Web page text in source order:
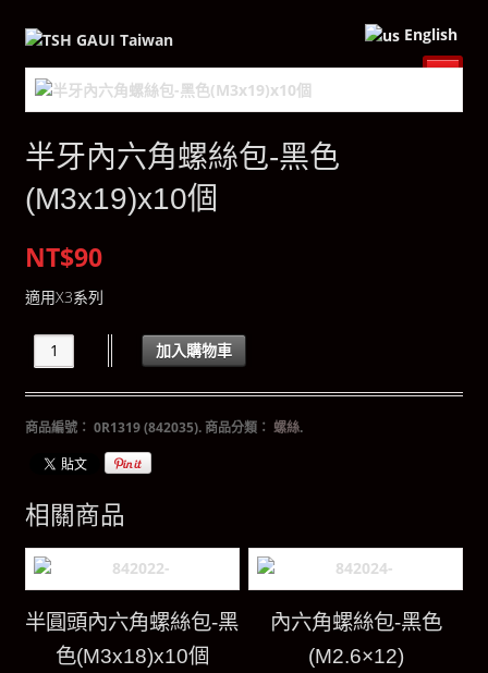
English
半牙內六角螺絲包-黑色
(M3x19)x10個
NT$90
適用X3系列
加入購物車
商品編號： 0R1319 (842035).商品分類： 螺絲.
相關商品
半圓頭內六角螺絲包-黑
色(M3x18)x10個
內六角螺絲包-黑色
(M2.6×12)